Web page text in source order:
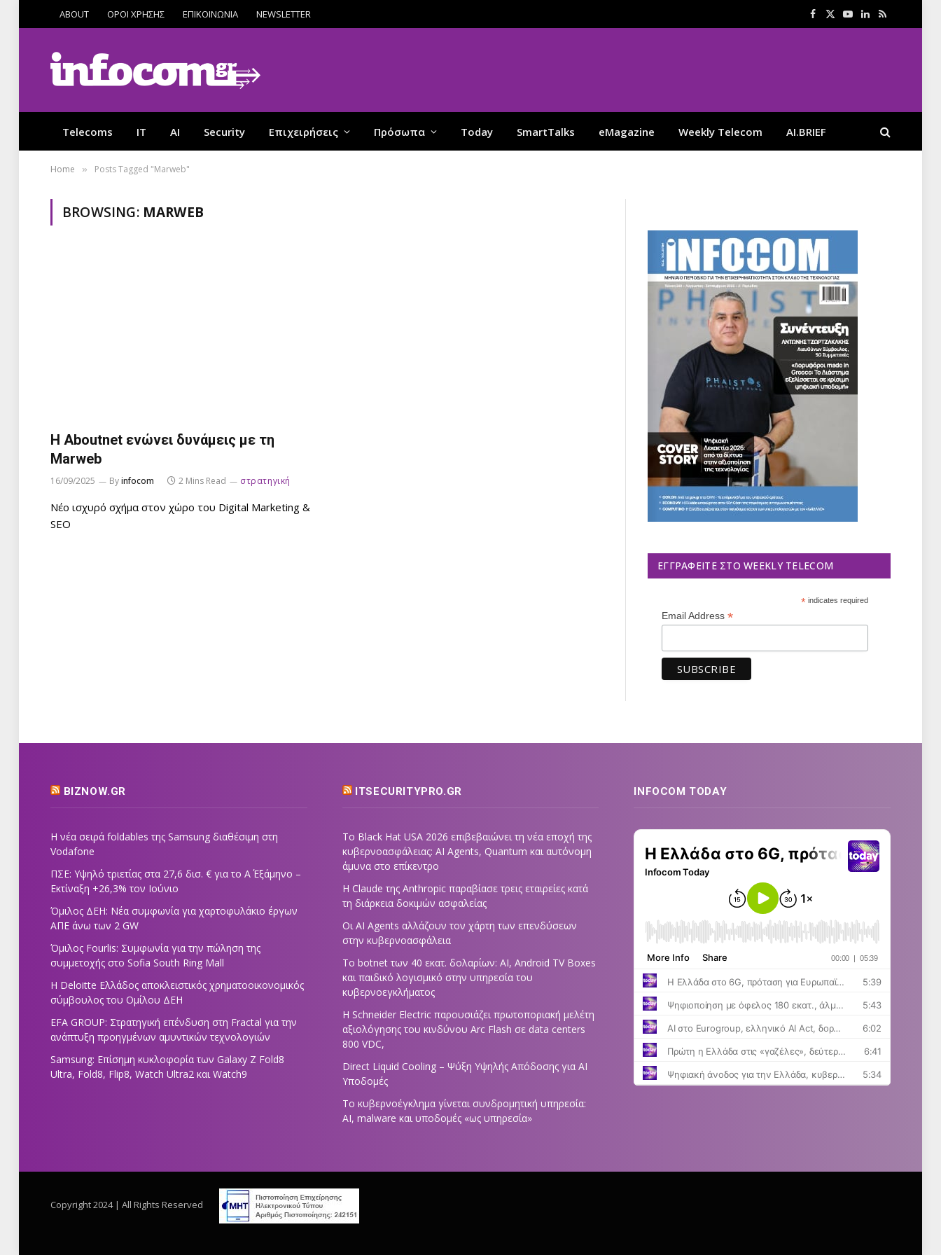
ABOUT ΟΡΟΙ ΧΡΗΣΗΣ ΕΠΙΚΟΙΝΩΝΙΑ NEWSLETTER Facebook
X
YouTube
LinkedIn
RSS
Telecoms IT AI Security Επιχειρήσεις Πρόσωπα Today SmartTalks eMagazine Weekly Telecom AI.BRIEF
Home » Posts Tagged "Marweb"
BROWSING: MARWEB
Η Aboutnet ενώνει δυνάμεις με τη
Marweb
16/09/2025 Byinfocom 2 Mins Read στρατηγική
Νέο ισχυρό σχήμα στον χώρο του Digital Marketing &
SEO
ΕΓΓΡΑΦΕΊΤΕ ΣΤΟ WEEKLY TELECOM
*indicates required
Email Address *
BIZNOW.GR
Η νέα σειρά foldables της Samsung διαθέσιμη στη
Vodafone
ΠΣΕ: Υψηλό τριετίας στα 27,6 δισ. € για το Α΄ Εξάμηνο –
Εκτίναξη +26,3% τον Ιούνιο
Όμιλος ΔΕΗ: Νέα συμφωνία για χαρτοφυλάκιο έργων
ΑΠΕ άνω των 2 GW
Όμιλος Fourlis: Συμφωνία για την πώληση της
συμμετοχής στο Sofia South Ring Mall
Η Deloitte Ελλάδος αποκλειστικός χρηματοοικονομικός
σύμβουλος του Ομίλου ΔΕΗ
EFA GROUP: Στρατηγική επένδυση στη Fractal για την
ανάπτυξη προηγμένων αμυντικών τεχνολογιών
Samsung: Επίσημη κυκλοφορία των Galaxy Z Fold8
Ultra, Fold8, Flip8, Watch Ultra2 και Watch9
ITSECURITYPRO.GR
Το Black Hat USA 2026 επιβεβαιώνει τη νέα εποχή της
κυβερνοασφάλειας: AI Agents, Quantum και αυτόνομη
άμυνα στο επίκεντρο
Η Claude της Anthropic παραβίασε τρεις εταιρείες κατά
τη διάρκεια δοκιμών ασφαλείας
Οι AI Agents αλλάζουν τον χάρτη των επενδύσεων
στην κυβερνοασφάλεια
Το botnet των 40 εκατ. δολαρίων: AI, Android TV Boxes
και παιδικό λογισμικό στην υπηρεσία του
κυβερνοεγκλήματος
Η Schneider Electric παρουσιάζει πρωτοποριακή μελέτη
αξιολόγησης του κινδύνου Arc Flash σε data centers
800 VDC,
Direct Liquid Cooling – Ψύξη Υψηλής Απόδοσης για AI
Υποδομές
Το κυβερνοέγκλημα γίνεται συνδρομητική υπηρεσία:
AI, malware και υποδομές «ως υπηρεσία»
INFOCOM TODAY
Copyright 2024 | All Rights Reserved